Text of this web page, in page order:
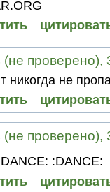
(не
никогда не
(не
:DANCE: